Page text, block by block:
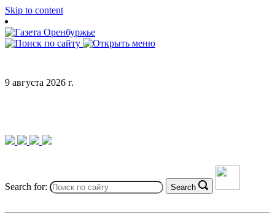
Skip to content
9 августа 2026 г.
Search for: Search